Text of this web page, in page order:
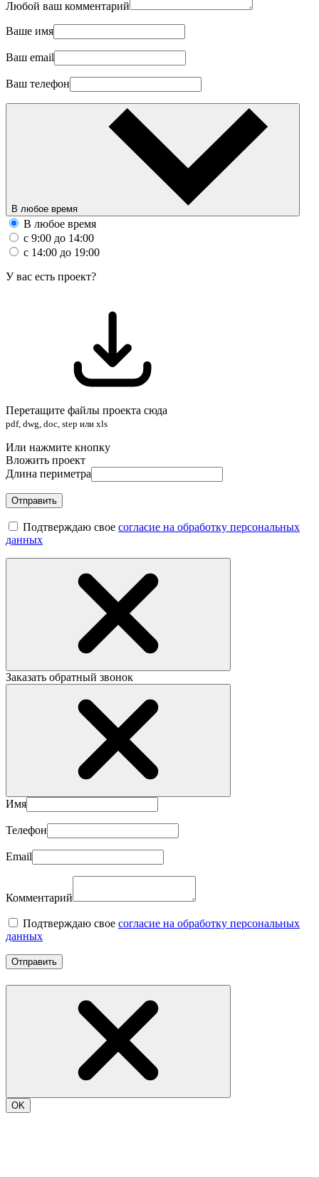
Любой ваш комментарий
Ваше имя
Ваш email
Ваш телефон
В любое время
В любое время
с 9:00 до 14:00
с 14:00 до 19:00
У вас есть проект?
Перетащите файлы проекта сюда
pdf, dwg, doc, step или xls
Или нажмите кнопку
Вложить проект
Длина периметра
Отправить
Подтверждаю свое согласие на обработку персональных
данных
Заказать обратный звонок
Имя
Телефон
Email
Комментарий
Подтверждаю свое согласие на обработку персональных
данных
Отправить
OK